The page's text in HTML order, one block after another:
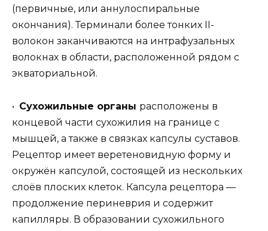
(первичные, или аннулоспиральные
окончания). Терминали более тонких II-
волокон заканчиваются на интрафузальных
волокнах в области, расположенной рядом с
экваториальной.
• Сухожильные органы расположены в
концевой части сухожилия на границе с
мышцей, а также в связках капсулы суставов.
Рецептор имеет веретеновидную форму и
окружён капсулой, состоящей из нескольких
слоёв плоских клеток. Капсула рецептора —
продолжение периневрия и содержит
капилляры. В образовании сухожильного